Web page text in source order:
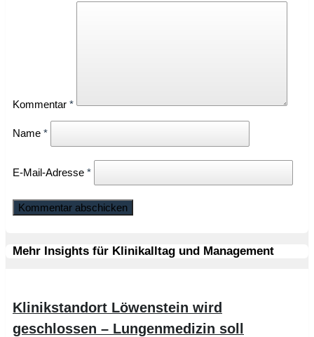
Kommentar *
Name *
E-Mail-Adresse *
Mehr Insights für Klinikalltag und Management
Klinikstandort Löwenstein wird
geschlossen – Lungenmedizin soll